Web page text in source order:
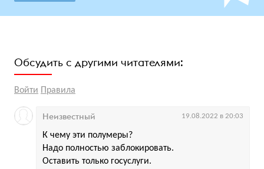
Обсудить с другими читателями:
Войти Правила
К чему эти полумеры?
Надо полностью заблокировать.
Оставить только госуслуги.
Неизвестный 19.08.2022 в 20:03